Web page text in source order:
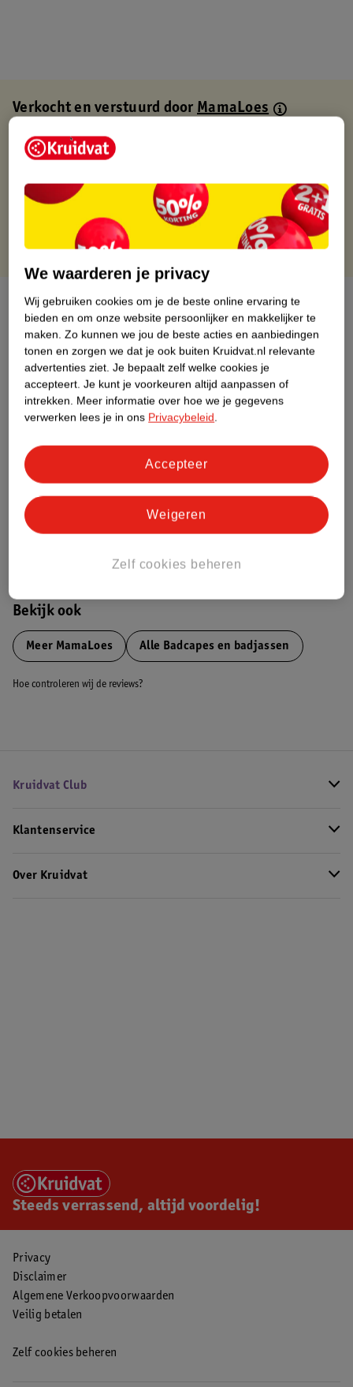
Verkocht en verstuurd doorMamaLoes
Binnen 1 werkdag verstuurd
Gratis thuisbezorgd
Gratis punten met je Kruidvat kaart
Over dit product
Productinformatie
Etiketinformatie
Impact Score.
Bekijk ook
Meer MamaLoes Alle Badcapes en badjassen
Hoe controleren wij de reviews?
Kruidvat Club
Klantenservice
Over Kruidvat
Steeds verrassend, altijd voordelig!
Privacy
Disclaimer
Algemene Verkoopvoorwaarden
Veilig betalen
Zelf cookies beheren
We waarderen je privacy
Wij gebruiken cookies om je de beste online ervaring te
bieden en om onze website persoonlijker en makkelijker te
maken. Zo kunnen we jou de beste acties en aanbiedingen
tonen en zorgen we dat je ook buiten Kruidvat.nl relevante
advertenties ziet. Je bepaalt zelf welke cookies je
accepteert. Je kunt je voorkeuren altijd aanpassen of
intrekken. Meer informatie over hoe we je gegevens
verwerken lees je in ons Privacybeleid.
Zelf cookies beheren
Weigeren
Accepteer